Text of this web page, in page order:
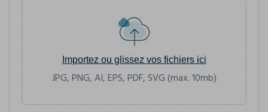
Importez ou glissez vos fichiers ici
JPG, PNG, AI, EPS, PDF, SVG (max. 10mb)